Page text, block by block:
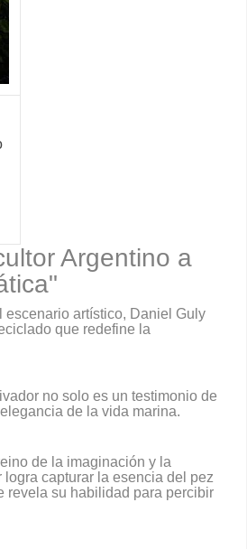
Argentino a
escenario artístico, Daniel Guly
que redefine la
no solo es un testimonio de
de la vida marina.
de la imaginación y la
capturar la esencia del pez
revela su habilidad para percibir